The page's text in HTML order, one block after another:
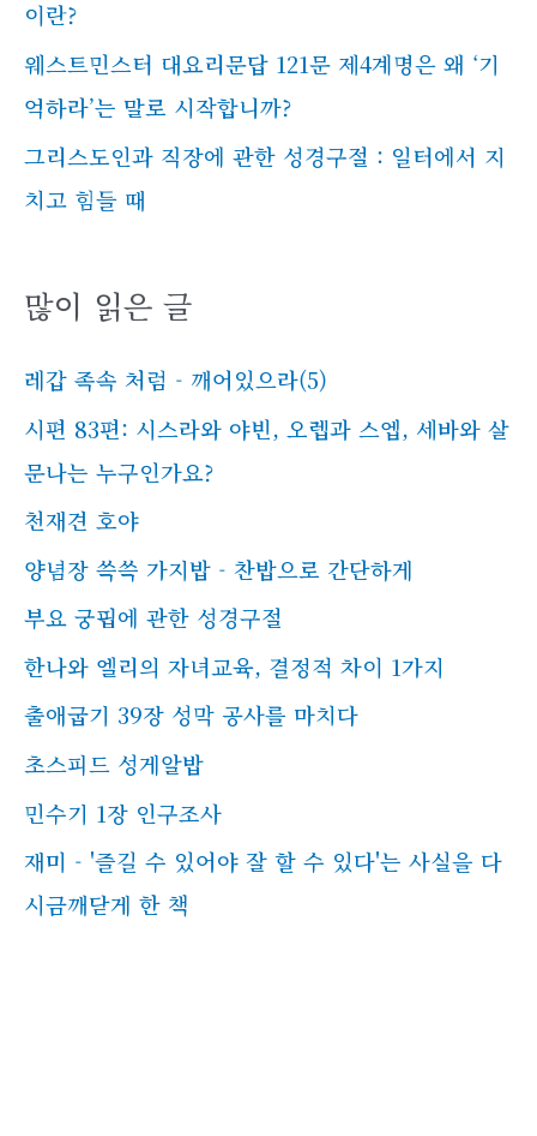
이란?
웨스트민스터 대요리문답 121문 제4계명은 왜 ‘기
억하라’는 말로 시작합니까?
그리스도인과 직장에 관한 성경구절 : 일터에서 지
치고 힘들 때
많이 읽은 글
레갑 족속 처럼 - 깨어있으라(5)
시편 83편: 시스라와 야빈, 오렙과 스엡, 세바와 살
문나는 누구인가요?
천재견 호야
양념장 쓱쓱 가지밥 - 찬밥으로 간단하게
부요 궁핍에 관한 성경구절
한나와 엘리의 자녀교육, 결정적 차이 1가지
출애굽기 39장 성막 공사를 마치다
초스피드 성게알밥
민수기 1장 인구조사
재미 - '즐길 수 있어야 잘 할 수 있다'는 사실을 다
시금깨닫게 한 책